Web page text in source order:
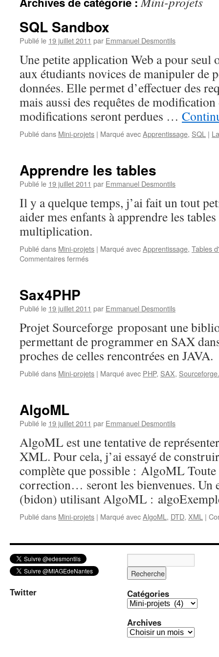
SQL Sandbox
Publié le 19 juillet 2011 par Emmanuel Desmontils
Une petite application Web a pour seul
aux étudiants novices de manipuler de
données. Elle permet d’effectuer des
mais aussi des requêtes de modification
modifications seront perdues …
Publié dans Mini-projets | Marqué avecApprentissage, SQL |
Apprendre les tables
Publié le 19 juillet 2011 par Emmanuel Desmontils
Il y a quelque temps, j’ai fait un tout
aider mes enfants à apprendre les
multiplication.
Publié dans Mini-projets | Marqué avecApprentissage, Tables
Commentaires fermés
Sax4PHP
Publié le 19 juillet 2011 par Emmanuel Desmontils
Projet Sourceforge proposant une
permettant de programmer en SAX
proches de celles rencontrées en JAVA.
Publié dans Mini-projets | Marqué avec PHP, SAX,
AlgoML
Publié le 19 juillet 2011 par Emmanuel Desmontils
AlgoML est une tentative de
XML. Pour cela, j’ai essayé de
complète que possible : AlgoML Toute
correction… seront les bienvenues. Un
(bidon) utilisant AlgoML :
Publié dans Mini-projets | Marqué avecAlgoML , DTD, XML |
Twitter Catégories
C
t
é
Archives
A